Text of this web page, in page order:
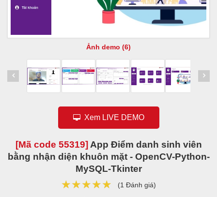
Ảnh demo (6)
Xem LIVE DEMO
[Mã code 55319] App Điểm danh sinh viên
bằng nhận diện khuôn mặt - OpenCV-Python-
MySQL-Tkinter
★★★★★
★★★★★
★★★★★ (1 Đánh giá)